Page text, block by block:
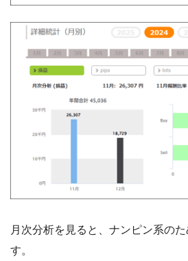
月次分析を見ると、ナンピン系の
す。